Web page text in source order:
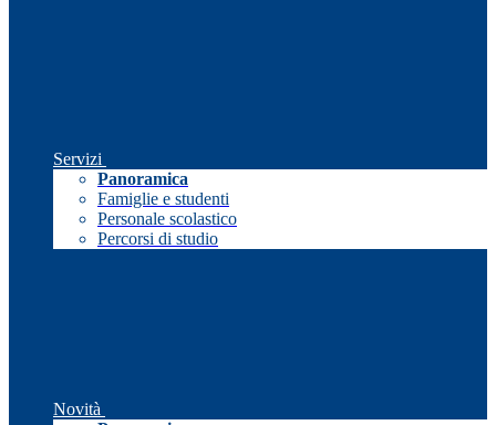
Servizi
Panoramica
Famiglie e studenti
Personale scolastico
Percorsi di studio
Novità